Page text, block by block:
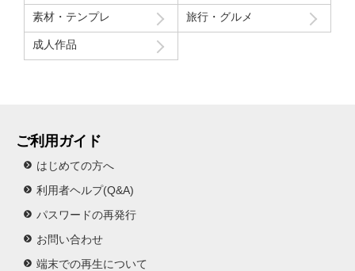
素材・テンプレ 旅行・グルメ
成人作品
ご利用ガイド
はじめての方へ
利用者ヘルプ(Q&A)
パスワードの再発行
お問い合わせ
端末での再生について